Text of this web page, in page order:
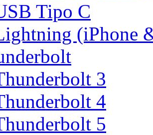
Tipo C
(iPhone
3
4
5